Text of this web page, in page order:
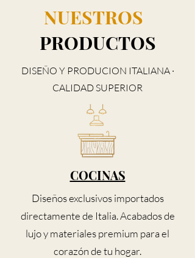
NUESTROS
PRODUCTOS
DISEÑO Y PRODUCION ITALIANA ·
CALIDAD SUPERIOR
COCINAS
Diseños exclusivos importados
directamente de Italia. Acabados de
lujo y materiales premium para el
corazón de tu hogar.